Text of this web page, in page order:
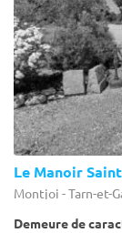
Le Manoir
Montjoi - Tarn-et-
Demeure de